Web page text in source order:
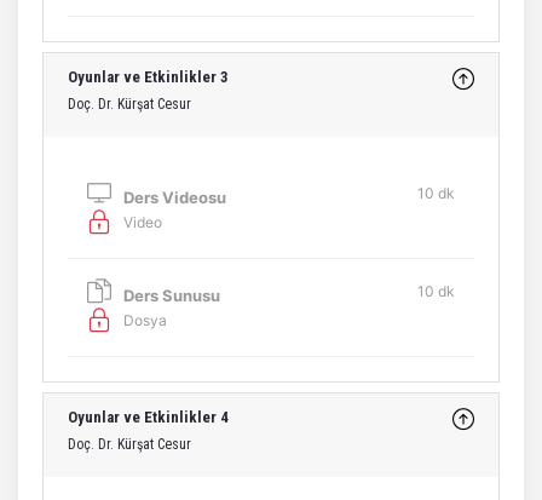
Oyunlar ve Etkinlikler 3
Doç. Dr. Kürşat Cesur
Ders Videosu
Video
10 dk
Ders Sunusu
Dosya
10 dk
Oyunlar ve Etkinlikler 4
Doç. Dr. Kürşat Cesur